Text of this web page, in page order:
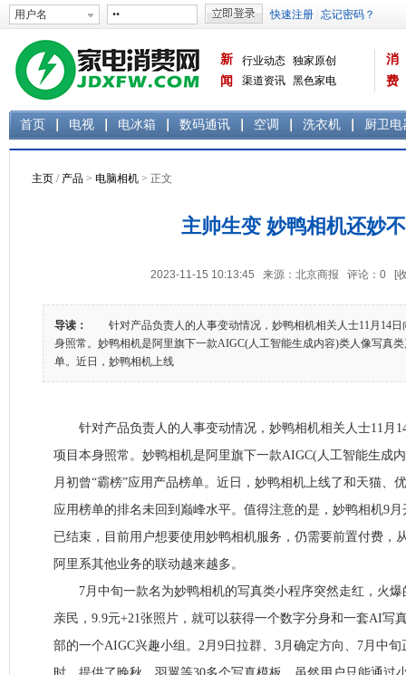
新
闻
行业动态 独家原创
渠道资讯 黑色家电
消
费
首页 电视 电冰箱 数码通讯 空调 洗衣机 厨卫电
主页 / 产品 > 电脑相机 > 正文
主帅生变 妙鸭相机还妙
2023-11-15 10:13:45 来源：北京商报 评论： 0 [
导读：
针对产品负责人的人事变动情况，妙鸭相机相关人士11月14日
身照常。妙鸭相机是阿里旗下一款AIGC(人工智能生成内容)类人像写真
单。近日，妙鸭相机上线
针对产品负责人的人事变动情况，妙鸭相机相关人士11月
项目本身照常。妙鸭相机是阿里旗下一款AIGC(人工智能生成
月初曾“霸榜”应用产品榜单。近日，妙鸭相机上线了和天猫、
应用榜单的排名未回到巅峰水平。值得注意的是，妙鸭相机9
已结束，目前用户想要使用妙鸭相机服务，仍需要前置付费，
阿里系其他业务的联动越来越多。
7月中旬一款名为妙鸭相机的写真类小程序突然走红，火爆
亲民，9.9元+21张照片，就可以获得一个数字分身和一套AI写
部的一个AIGC兴趣小组。2月9日拉群、3月确定方向、7月中